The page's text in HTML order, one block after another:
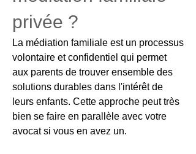
privée ?
La médiation familiale est un processus
volontaire et confidentiel qui permet
aux parents de trouver ensemble des
solutions durables dans l'intérêt de
leurs enfants. Cette approche peut très
bien se faire en parallèle avec votre
avocat si vous en avez un.